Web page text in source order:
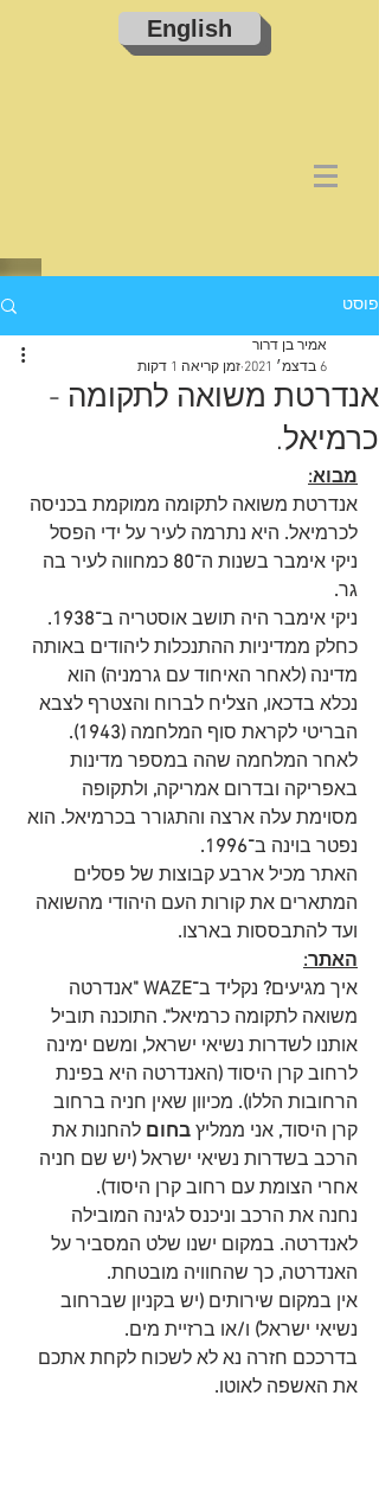
English
פוסט
אנדרטת משואה לתקומה -
כרמיאל.
אמיר בן דרור
6 בדצמ׳ 2021
זמן קריאה 1 דקות
מבוא:
אנדרטת משואה לתקומה ממוקמת בכניסה
לכרמיאל. היא נתרמה לעיר על ידי הפסל
ניקי אימבר בשנות ה־80 כמחווה לעיר בה
גר.
ניקי אימבר היה תושב אוסטריה ב־1938.
כחלק ממדיניות ההתנכלות ליהודים באותה
מדינה (לאחר האיחוד עם גרמניה) הוא
נכלא בדכאו, הצליח לברוח והצטרף לצבא
הבריטי לקראת סוף המלחמה (1943).
לאחר המלחמה שהה במספר מדינות
באפריקה ובדרום אמריקה, ולתקופה
מסוימת עלה ארצה והתגורר בכרמיאל. הוא
נפטר בוינה ב־1996.
האתר מכיל ארבע קבוצות של פסלים
המתארים את קורות העם היהודי מהשואה
ועד להתבססות בארצו.
האתר:
איך מגיעים? נקליד ב־WAZE " אנדרטה
משואה לתקומה כרמיאל". התוכנה תוביל
אותנו לשדרות נשיאי ישראל, ומשם ימינה
לרחוב קרן היסוד (האנדרטה היא בפינת
הרחובות הללו). מכיוון שאין חניה ברחוב
קרן היסוד, אני ממליץ בחום להחנות את
הרכב בשדרות נשיאי ישראל (יש שם חניה
אחרי הצומת עם רחוב קרן היסוד).
נחנה את הרכב וניכנס לגינה המובילה
לאנדרטה. במקום ישנו שלט המסביר על
האנדרטה, כך שהחוויה מובטחת.
אין במקום שירותים (יש בקניון שברחוב
נשיאי ישראל) ו/או ברזיית מים.
בדרככם חזרה נא לא לשכוח לקחת אתכם
את האשפה לאוטו.